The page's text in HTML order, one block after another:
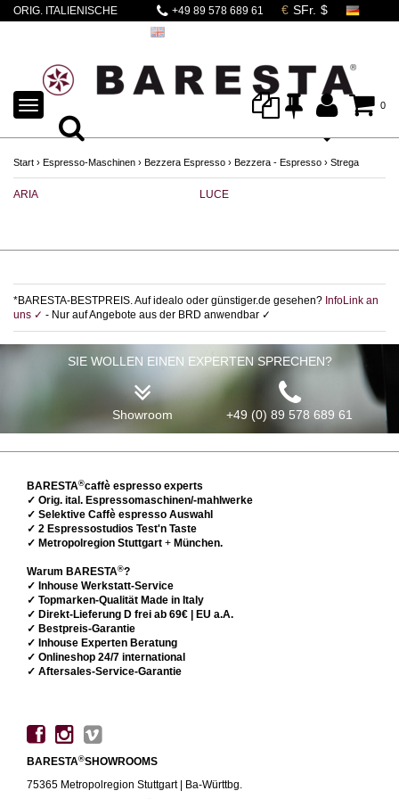
ORIG. ITALIENISCHE
+49 89 578 689 61
0
TOGGLE
NAVIGATION
Start › Espresso-Maschinen › Bezzera Espresso › Bezzera - Espresso › Strega
ARIA LUCE
*BARESTA-BESTPREIS. Auf idealo oder günstiger.de gesehen? InfoLink an
uns ✓ - Nur auf Angebote aus der BRD anwendbar ✓
SIE WOLLEN EINEN EXPERTEN SPRECHEN?
Showroom +49 (0) 89 578 689 61
BARESTA®caffè espresso experts
✓ Orig. ital. Espressomaschinen/-mahlwerke
✓ Selektive Caffè espresso Auswahl
✓ 2 Espressostudios Test'n Taste
✓ Metropolregion Stuttgart + München.
Warum BARESTA®?
✓ Inhouse Werkstatt-Service
✓ Topmarken-Qualität Made in Italy
✓ Direkt-Lieferung D frei ab 69€ | EU a.A.
✓ Bestpreis-Garantie
✓ Inhouse Experten Beratung
✓ Onlineshop 24/7 international
✓ Aftersales-Service-Garantie
BARESTA®SHOWROOMS
75365 Metropolregion Stuttgart | Ba-Württbg.